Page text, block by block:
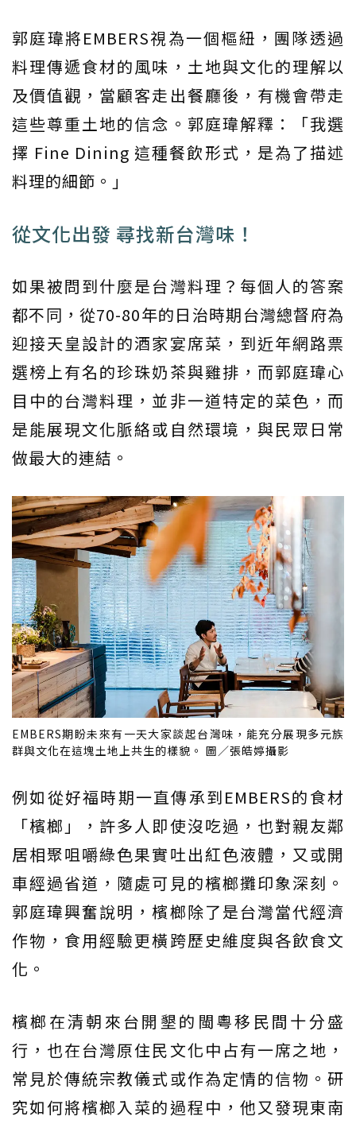
郭庭瑋將EMBERS視為一個樞紐，團隊透過
料理傳遞食材的風味，土地與文化的理解以
及價值觀，當顧客走出餐廳後，有機會帶走
這些尊重土地的信念。郭庭瑋解釋：「我選
擇 Fine Dining 這種餐飲形式，是為了描述
料理的細節。」
從文化出發 尋找新台灣味！
如果被問到什麼是台灣料理？每個人的答案
都不同，從70-80年的日治時期台灣總督府為
迎接天皇設計的酒家宴席菜，到近年網路票
選榜上有名的珍珠奶茶與雞排，而郭庭瑋心
目中的台灣料理，並非一道特定的菜色，而
是能展現文化脈絡或自然環境，與民眾日常
做最大的連結。
EMBERS期盼未來有一天大家談起台灣味，能充分展現多元族
群與文化在這塊土地上共生的樣貌。 圖／張皓婷攝影
例如從好福時期一直傳承到EMBERS的食材
「檳榔」，許多人即使沒吃過，也對親友鄰
居相聚咀嚼綠色果實吐出紅色液體，又或開
車經過省道，隨處可見的檳榔攤印象深刻。
郭庭瑋興奮說明，檳榔除了是台灣當代經濟
作物，食用經驗更橫跨歷史維度與各飲食文
化。
檳榔在清朝來台開墾的閩粵移民間十分盛
行，也在台灣原住民文化中占有一席之地，
常見於傳統宗教儀式或作為定情的信物。研
究如何將檳榔入菜的過程中，他又發現東南